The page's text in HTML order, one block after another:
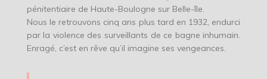
pénitentiaire de Haute-Boulogne sur Belle-île.
Nous le retrouvons cinq ans plus tard en 1932, endurci
par la violence des surveillants de ce bagne inhumain.
Enragé, c’est en rêve qu’il imagine ses vengeances.